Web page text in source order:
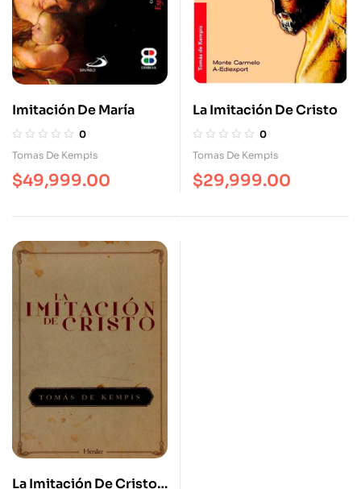
Imitación De María
0
Tomas De Kempis
$49,999.00
La Imitación De Cristo
0
Tomas De Kempis
$29,999.00
La Imitación De Cristo